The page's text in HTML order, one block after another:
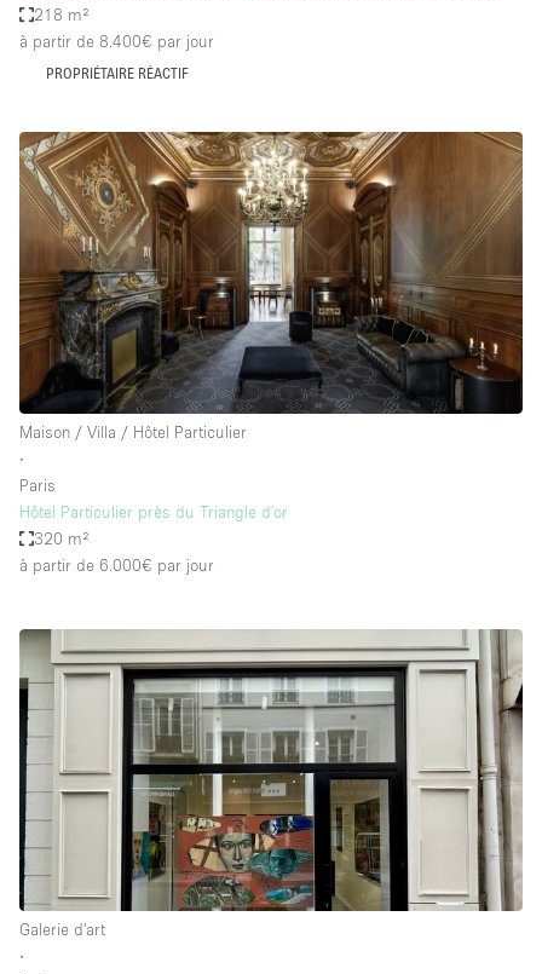
218 m²
à partir de 8.400€ par jour
PROPRIÉTAIRE RÉACTIF
Maison / Villa / Hôtel Particulier
∙
Paris
Hôtel Particulier près du Triangle d'or
320 m²
à partir de 6.000€ par jour
Galerie d'art
∙